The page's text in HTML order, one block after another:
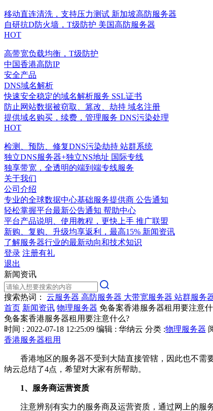
移动直连清洗，支持压力测试 新加坡高防服务器
自研抗D防火墙，T级防护 美国高防服务器
HOT
高带宽负载均衡，T级防护
中国香港高防IP
安全产品
DNS域名解析
快速安全稳定的域名解析服务 SSL证书
防止网站数据被窃取、篡改、劫持 域名注册
提供域名购买，续费，管理服务 DNS污染处理
HOT
检测、预防、修复DNS污染劫持 站群系统
独立DNS服务器+独立NS地址 国际专线
独享带宽，全透明的端到端专线服务
关于我们
公司介绍
专业的全球数据中心基础服务提供商 公告通知
轻松掌握平台最新公告通知 帮助中心
平台产品说明、使用教程，更快上手 推广联盟
新购、复购、升级均享返利，最高15% 新闻资讯
了解服务器行业的最新动向和技术知识
登录 注册有礼
退出
新闻资讯
搜索热词： 云服务器 高防服务器 大带宽服务器 站群服务
首页 新闻资讯 物理服务器 免备案香港服务器租用要注意
免备案香港服务器租用要注意什么?
时间 : 2022-07-18 12:25:09 编辑 : 华纳云 分类 :物理服务器
香港服务器租用
香港地区的服务器不受到大陆直接管辖，因此也不需要
纳云总结了4点，希望对大家有所帮助。
1、服务商运营资质
注意辨别有实力的服务商及运营资质，通过网上的服务